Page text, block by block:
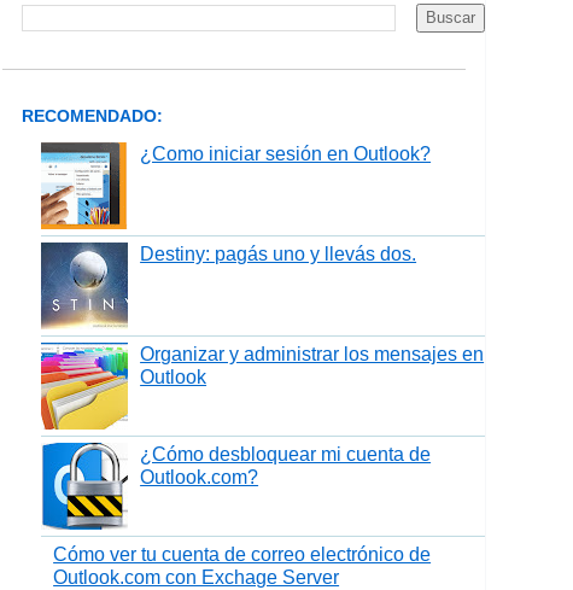
RECOMENDADO:
¿Como iniciar sesión en Outlook?
Destiny: pagás uno y llevás dos.
Organizar y administrar los mensajes en
Outlook
¿Cómo desbloquear mi cuenta de
Outlook.com?
Cómo ver tu cuenta de correo electrónico de
Outlook.com con Exchage Server